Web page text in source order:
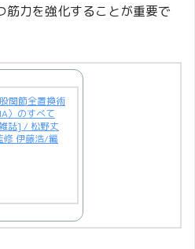
筋力を強化することが重要で
関節全置換術
〉のすべて
誌] / 松野丈
修 伊藤浩/編